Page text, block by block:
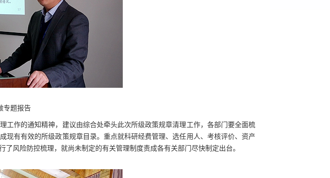
专题报告
作的通知精神，建议由综合处牵头此次所级政策规章清理工作，各部门要全面梳
有有效的所级政策规章目录。重点就科研经费管理、选任用人、考核评价、资产
风险防控梳理，就尚未制定的有关管理制度责成各有关部门尽快制定出台。